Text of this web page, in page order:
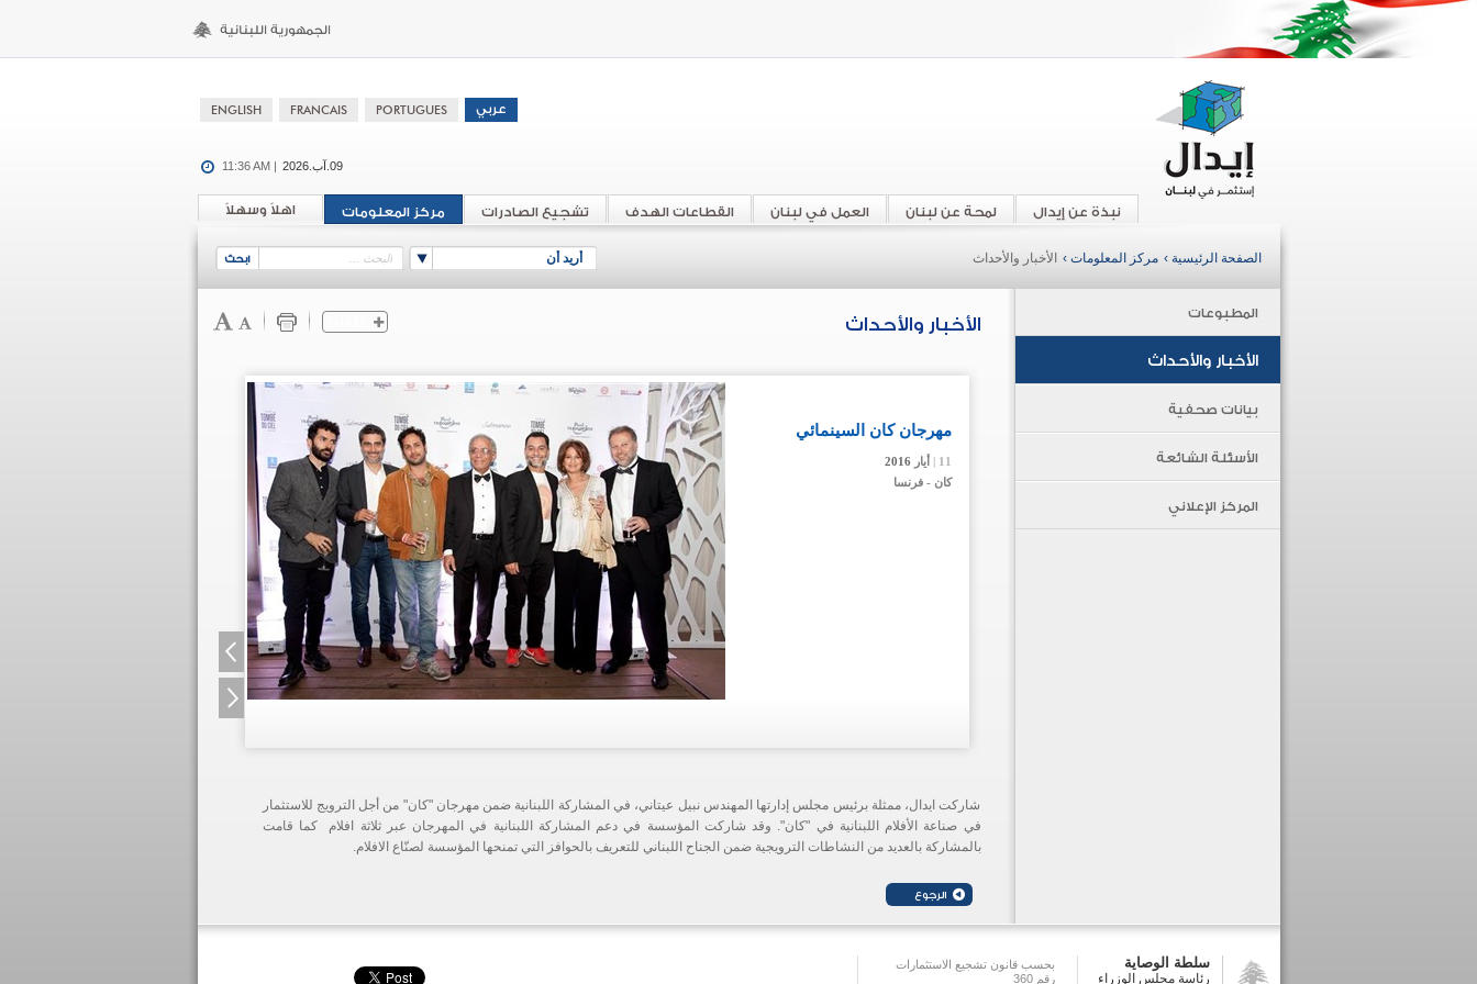
09.آب.2026 11:36 AM |
اهلاً وسهلاً مركز المعلومات تشجيع الصادرات القطاعات الهدف العمل في لبنان لمحة عن لبنان نبذة عن إيدال
أريد أن الصفحة الرئيسية › مركز المعلومات › الأخبار والأحداث
المطبوعات
الأخبار والأحداث
بيانات صحفية
الأسئلة الشائعة
المركز الإعلاني
الأخبار والأحداث
11 | أيار
مهرجان كان السينمائي
11 | أيار
كان - فرنسا
11 | أيار 11 | أيار
شاركت ايدال، ممثلة برئيس مجلس إدارتها المهندس نبيل عيتاني، في المشاركة اللبنانية ضمن مهرجان "كان" من أجل الترويج للاستثمار
في صناعة الأفلام اللبنانية في "كان". وقد شاركت المؤسسة في دعم المشاركة اللبنانية في المهرجان عبر ثلاثة افلام كما قامت
بالمشاركة بالعديد من النشاطات الترويجية ضمن الجناح اللبناني للتعريف بالحوافز التي تمنحها المؤسسة لصنّاع الافلام.
سلطة الوصاية
رئاسة مجلس الوزراء
بحسب قانون تشجيع الاستثمارات
رقم 360